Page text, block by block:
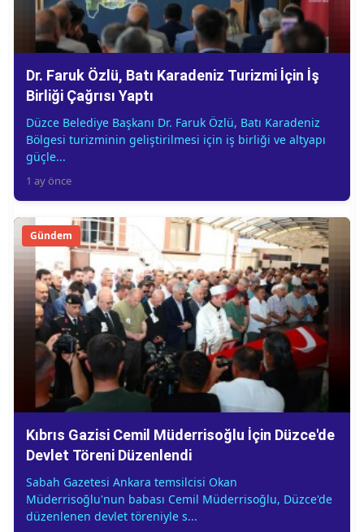
Dr. Faruk Özlü, Batı Karadeniz Turizmi İçin İş
Birliği Çağrısı Yaptı
Düzce Belediye Başkanı Dr. Faruk Özlü, Batı Karadeniz
Bölgesi turizminin geliştirilmesi için iş birliği ve altyapı
güçle...
1 ay önce
Gündem
Kıbrıs Gazisi Cemil Müderrisoğlu İçin Düzce'de
Devlet Töreni Düzenlendi
Sabah Gazetesi Ankara temsilcisi Okan
Müderrisoğlu'nun babası Cemil Müderrisoğlu, Düzce'de
düzenlenen devlet töreniyle s...